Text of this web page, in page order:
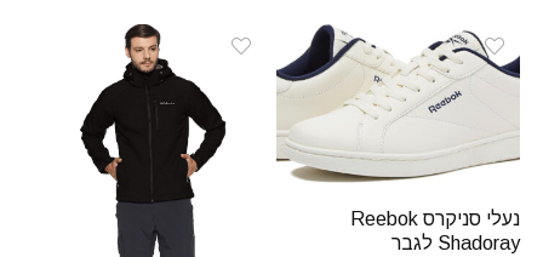
נעלי סניקרס Reebok
Shadoray לגבר